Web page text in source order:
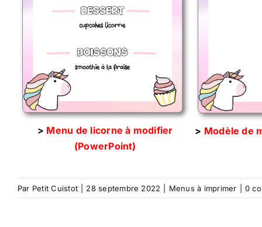
> Menu de licorne à modifier
(PowerPoint)
> Modèle de
Par Petit Cuistot 28 septembre 2022 Menus à imprimer 0